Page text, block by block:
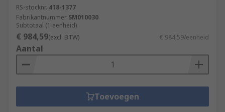
RS-stocknr. 418-1377
Fabrikantnummer SM010030
Subtotaal (1 eenheid)
€ 984,59(excl. BTW) € 984,59/eenheid
Aantal
Toevoegen